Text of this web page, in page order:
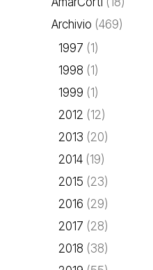
Archivio (469)
1997 (1)
1998 (1)
1999 (1)
2012 (12)
2013 (20)
2014 (19)
2015 (23)
2016 (29)
2017 (28)
2018 (38)